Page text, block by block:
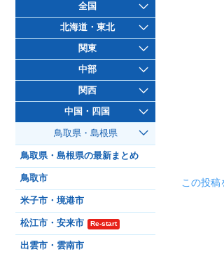
この投
全国
北海道・東北
関東
中部
関西
中国・四国
鳥取県・島根県
鳥取県・島根県の最新まとめ
鳥取市
米子市・境港市
松江市・安来市 Re-start
出雲市・雲南市